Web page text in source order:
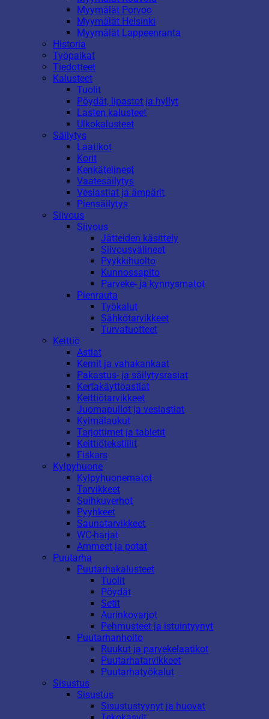
Myymälät Porvoo
Myymälät Helsinki
Myymälät Lappeenranta
Historia
Työpaikat
Tiedotteet
Kalusteet
Tuolit
Pöydät, lipastot ja hyllyt
Lasten kalusteet
Ulkokalusteet
Säilytys
Laatikot
Korit
Kenkätelineet
Vaatesäilytys
Vesiastiat ja ämpärit
Piensäilytys
Siivous
Siivous
Jätteiden käsittely
Siivousvälineet
Pyykkihuolto
Kunnossapito
Parveke- ja kynnysmatot
Pienrauta
Työkalut
Sähkötarvikkeet
Turvatuotteet
Keittiö
Astiat
Kernit ja vahakankaat
Pakastus- ja säilytysrasiat
Kertakäyttöastiat
Keittiötarvikkeet
Juomapullot ja vesiastiat
Kylmälaukut
Tarjottimet ja tabletit
Keittiötekstiilit
Fiskars
Kylpyhuone
Kylpyhuonematot
Tarvikkeet
Suihkuverhot
Pyyhkeet
Saunatarvikkeet
WC-harjat
Ammeet ja potat
Puutarha
Puutarhakalusteet
Tuolit
Pöydät
Setit
Aurinkovarjot
Pehmusteet ja istuintyynyt
Puutarhanhoito
Ruukut ja parvekelaatikot
Puutarhatarvikkeet
Puutarhatyökalut
Sisustus
Sisustus
Sisustustyynyt ja huovat